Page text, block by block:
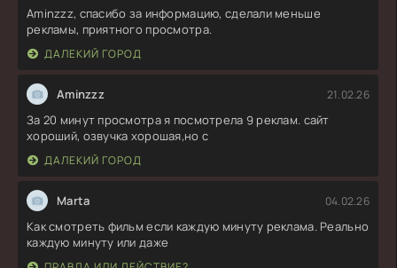
Aminzzz, спасибо за информацию, сделали меньше
рекламы, приятного просмотра.
ДАЛЕКИЙ ГОРОД
Aminzzz 21.02.26
За 20 минут просмотра я посмотрела 9 реклам. сайт
хороший, озвучка хорошая,но с
ДАЛЕКИЙ ГОРОД
Marta 04.02.26
Как смотреть фильм если каждую минуту реклама. Реально
каждую минуту или даже